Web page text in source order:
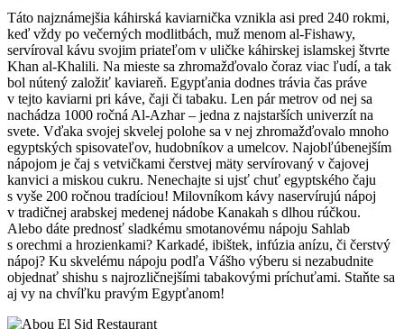
Táto najznámejšia káhirská kaviarnička vznikla asi pred 240 rokmi,
keď vždy po večerných modlitbách, muž menom al-Fishawy,
servíroval kávu svojim priateľom v uličke káhirskej islamskej štvrte
Khan al-Khalili. Na mieste sa zhromažďovalo čoraz viac ľudí, a tak
bol nútený založiť kaviareň. Egypťania dodnes trávia čas práve
v tejto kaviarni pri káve, čaji či tabaku. Len pár metrov od nej sa
nachádza 1000 ročná Al-Azhar – jedna z najstarších univerzít na
svete. Vďaka svojej skvelej polohe sa v nej zhromažďovalo mnoho
egyptských spisovateľov, hudobníkov a umelcov. Najobľúbenejším
nápojom je čaj s vetvičkami čerstvej mäty servírovaný v čajovej
kanvici a miskou cukru. Nenechajte si ujsť chuť egyptského čaju
s vyše 200 ročnou tradíciou! Milovníkom kávy naservírujú nápoj
v tradičnej arabskej medenej nádobe Kanakah s dlhou rúčkou.
Alebo dáte prednosť sladkému smotanovému nápoju Sahlab
s orechmi a hrozienkami? Karkadé, ibištek, infúzia anízu, či čerstvý
nápoj? Ku skvelému nápoju podľa Vášho výberu si nezabudnite
objednať shishu s najrozličnejšími tabakovými príchuťami. Staňte sa
aj vy na chvíľku pravým Egypťanom!